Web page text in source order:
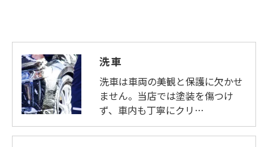
洗車
洗車は車両の美観と保護に欠かせ
ません。当店では塗装を傷つけ
ず、車内も丁寧にクリ…